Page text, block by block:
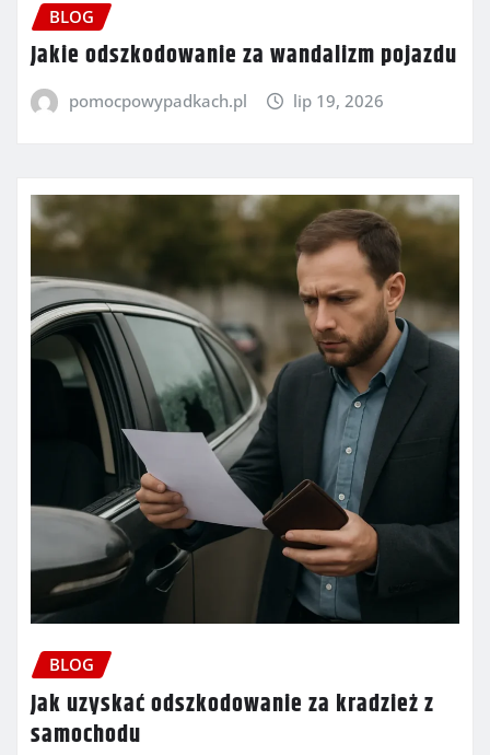
BLOG
Jakie odszkodowanie za wandalizm pojazdu
pomocpowypadkach.pl lip 19, 2026
BLOG
Jak uzyskać odszkodowanie za kradzież z
samochodu